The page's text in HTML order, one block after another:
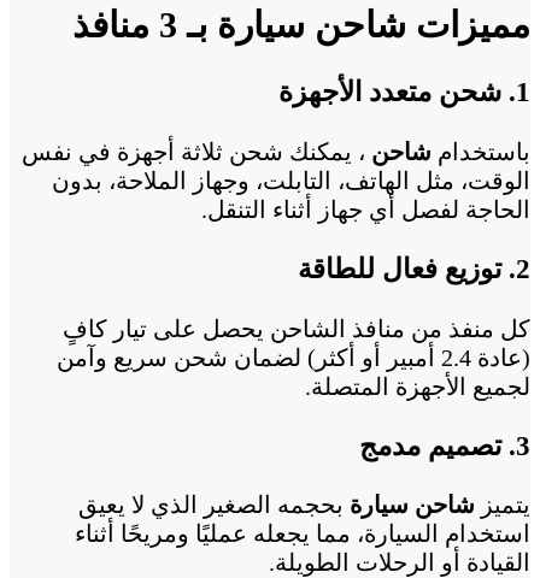
مميزات شاحن سيارة بـ 3 منافذ
1. شحن متعدد الأجهزة
باستخدام شاحن ، يمكنك شحن ثلاثة أجهزة في نفس
الوقت، مثل الهاتف، التابلت، وجهاز الملاحة، بدون
الحاجة لفصل أي جهاز أثناء التنقل.
2. توزيع فعال للطاقة
كل منفذ من منافذ الشاحن يحصل على تيار كافٍ
(عادة 2.4 أمبير أو أكثر) لضمان شحن سريع وآمن
لجميع الأجهزة المتصلة.
3. تصميم مدمج
يتميز شاحن سيارة بحجمه الصغير الذي لا يعيق
استخدام السيارة، مما يجعله عمليًا ومريحًا أثناء
القيادة أو الرحلات الطويلة.